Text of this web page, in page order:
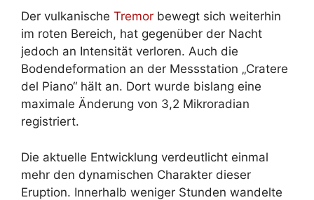
Der vulkanische Tremor bewegt sich weiterhin
im roten Bereich, hat gegenüber der Nacht
jedoch an Intensität verloren. Auch die
Bodendeformation an der Messstation „Cratere
del Piano“ hält an. Dort wurde bislang eine
maximale Änderung von 3,2 Mikroradian
registriert.
Die aktuelle Entwicklung verdeutlicht einmal
mehr den dynamischen Charakter dieser
Eruption. Innerhalb weniger Stunden wandelte